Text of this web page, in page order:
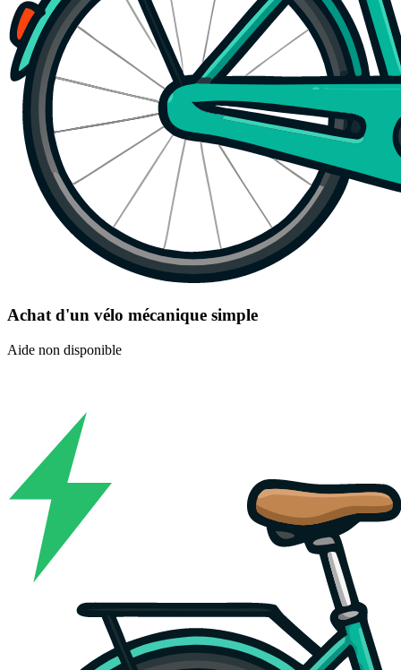
Achat d'un vélo mécanique simple
Aide non disponible